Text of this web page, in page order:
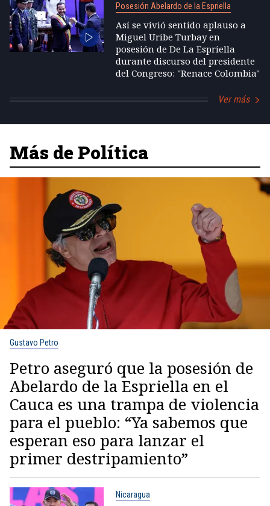
Posesión Abelardo de la Espriella
Así se vivió sentido aplauso a
Miguel Uribe Turbay en
posesión de De La Espriella
durante discurso del presidente
del Congreso: "Renace Colombia"
Ver más
Más de Política
Gustavo Petro
Petro aseguró que la posesión de
Abelardo de la Espriella en el
Cauca es una trampa de violencia
para el pueblo: “Ya sabemos que
esperan eso para lanzar el
primer destripamiento”
Nicaragua